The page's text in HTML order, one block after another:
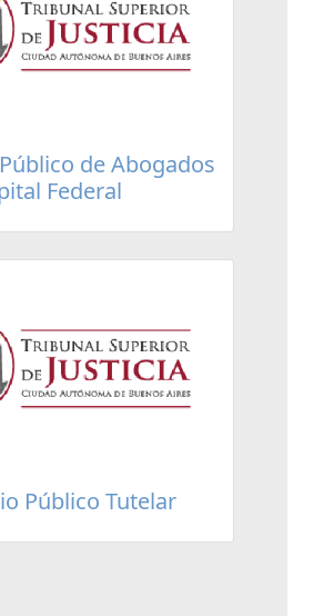
de Abogados
Federal
Público Tutelar